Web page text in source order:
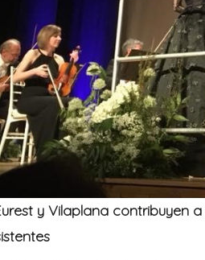
y Vilaplana contribuyen